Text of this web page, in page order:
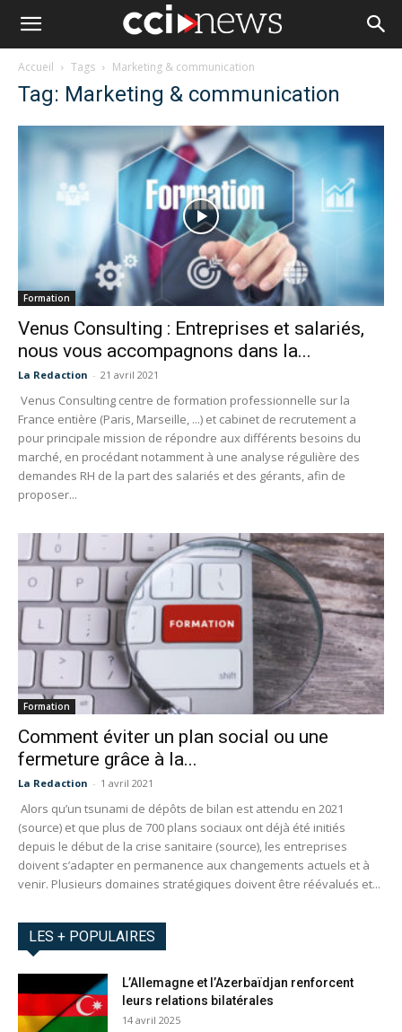
Accueil Tags Marketing & communication
Tag: Marketing & communication
Formation
Venus Consulting : Entreprises et salariés,
nous vous accompagnons dans la...
La Redaction - 21 avril 2021
Venus Consulting centre de formation professionnelle sur la
France entière (Paris, Marseille, ...) et cabinet de recrutement a
pour principale mission de répondre aux différents besoins du
marché, en procédant notamment à une analyse régulière des
demandes RH de la part des salariés et des gérants, afin de
proposer...
Formation
Comment éviter un plan social ou une
fermeture grâce à la...
La Redaction - 1 avril 2021
Alors qu’un tsunami de dépôts de bilan est attendu en 2021
(source) et que plus de 700 plans sociaux ont déjà été initiés
depuis le début de la crise sanitaire (source), les entreprises
doivent s’adapter en permanence aux changements actuels et à
venir. Plusieurs domaines stratégiques doivent être réévalués et...
LES + POPULAIRES
L’Allemagne et l’Azerbaïdjan renforcent
leurs relations bilatérales​
14 avril 2025